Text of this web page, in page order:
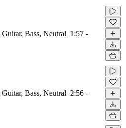
Bass, Neutral 1:57 -
Bass, Neutral 2:56 -